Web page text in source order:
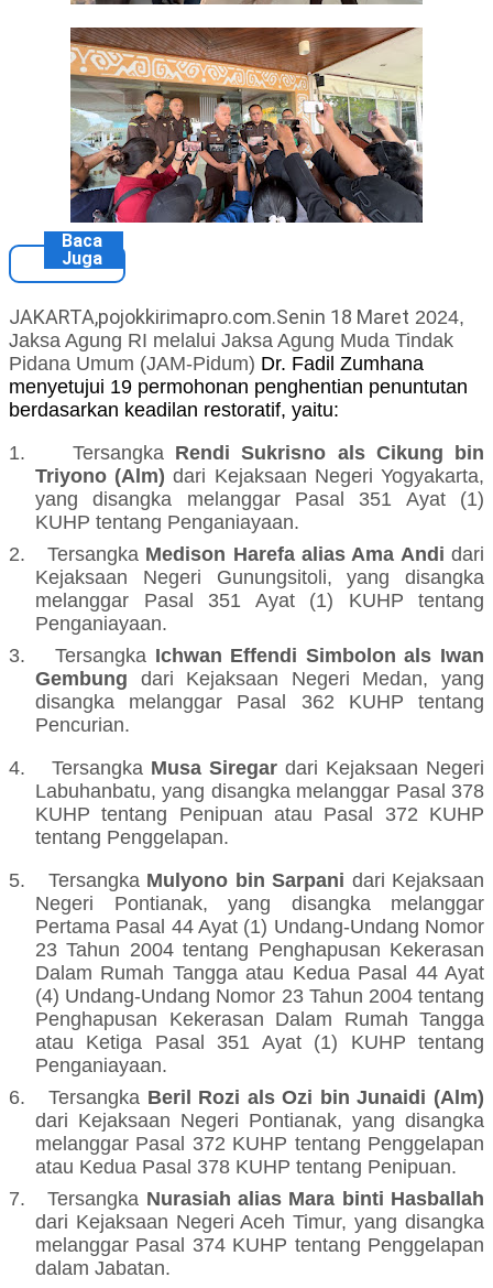
Baca
Juga
JAKARTA,pojokkirimapro.com.Senin 18 Maret 2024,
Jaksa Agung RI melalui Jaksa Agung Muda Tindak
Pidana Umum (JAM-Pidum) Dr. Fadil Zumhana
menyetujui 19 permohonan penghentian penuntutan
berdasarkan keadilan restoratif, yaitu:
1.
Tersangka Rendi Sukrisno als Cikung bin
Triyono (Alm)dari Kejaksaan Negeri Yogyakarta,
yang disangka melanggar Pasal 351 Ayat (1)
KUHP tentang Penganiayaan.
2.
Tersangka Medison Harefa alias Ama Andidari
Kejaksaan Negeri Gunungsitoli, yang disangka
melanggar Pasal 351 Ayat (1) KUHP tentang
Penganiayaan.
3.
Tersangka Ichwan Effendi Simbolon als Iwan
Gembung dari Kejaksaan Negeri Medan, yang
disangka melanggar Pasal 362 KUHP tentang
Pencurian.
4.
Tersangka Musa Siregar dari Kejaksaan Negeri
Labuhanbatu, yang disangka melanggar Pasal 378
KUHP tentang Penipuan atau Pasal 372 KUHP
tentang Penggelapan.
5.
Tersangka Mulyono bin Sarpani dari Kejaksaan
Negeri Pontianak, yang disangka melanggar
Pertama Pasal 44 Ayat (1) Undang-Undang Nomor
23 Tahun 2004 tentang Penghapusan Kekerasan
Dalam Rumah Tangga atau Kedua Pasal 44 Ayat
(4) Undang-Undang Nomor 23 Tahun 2004 tentang
Penghapusan Kekerasan Dalam Rumah Tangga
atau Ketiga Pasal 351 Ayat (1) KUHP tentang
Penganiayaan.
6.
Tersangka Beril Rozi als Ozi bin Junaidi (Alm)
dari Kejaksaan Negeri Pontianak, yang disangka
melanggar Pasal 372 KUHP tentang Penggelapan
atau Kedua Pasal 378 KUHP tentang Penipuan.
7.
Tersangka Nurasiah alias Mara binti Hasballah
dari Kejaksaan Negeri Aceh Timur, yang disangka
melanggar Pasal 374 KUHP tentang Penggelapan
dalam Jabatan.